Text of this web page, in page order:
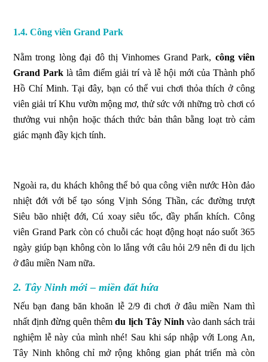
1.4. Công viên Grand Park
Nằm trong lòng đại đô thị Vinhomes Grand Park, công viên
Grand Park là tâm điểm giải trí và lễ hội mới của Thành phố
Hồ Chí Minh. Tại đây, bạn có thể vui chơi thỏa thích ở công
viên giải trí Khu vườn mộng mơ, thử sức với những trò chơi có
thưởng vui nhộn hoặc thách thức bản thân bằng loạt trò cảm
giác mạnh đầy kịch tính.
Ngoài ra, du khách không thể bỏ qua công viên nước Hòn đảo
nhiệt đới với bể tạo sóng Vịnh Sóng Thần, các đường trượt
Siêu bão nhiệt đới, Cú xoay siêu tốc, đầy phấn khích. Công
viên Grand Park còn có chuỗi các hoạt động hoạt náo suốt 365
ngày giúp bạn không còn lo lắng với câu hỏi 2/9 nên đi du lịch
ở đâu miền Nam nữa.
2. Tây Ninh mới – miền đất hứa
Nếu bạn đang băn khoăn lễ 2/9 đi chơi ở đâu miền Nam thì
nhất định đừng quên thêmdu lịch Tây Ninh vào danh sách trải
nghiệm lễ này của mình nhé! Sau khi sáp nhập với Long An,
Tây Ninh không chỉ mở rộng không gian phát triển mà còn